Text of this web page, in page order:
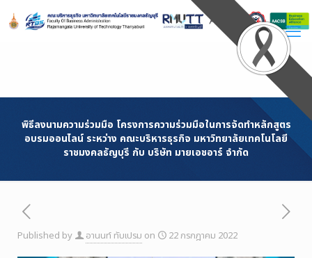
Content
พิธีลงนามความร่วมมือ โครงการความร่วมมือในการจัดทำหลักสูตร
อบรมออนไลน์ ระหว่าง คณะบริหารธุรกิจ มหาวิทยาลัยเทคโนโลยี
ราชมงคลธัญบุรี กับ บริษัท มายเอชอาร์ จำกัด
Published by อานนท์ ทับเปรม on 22 กรกฎาคม 2022